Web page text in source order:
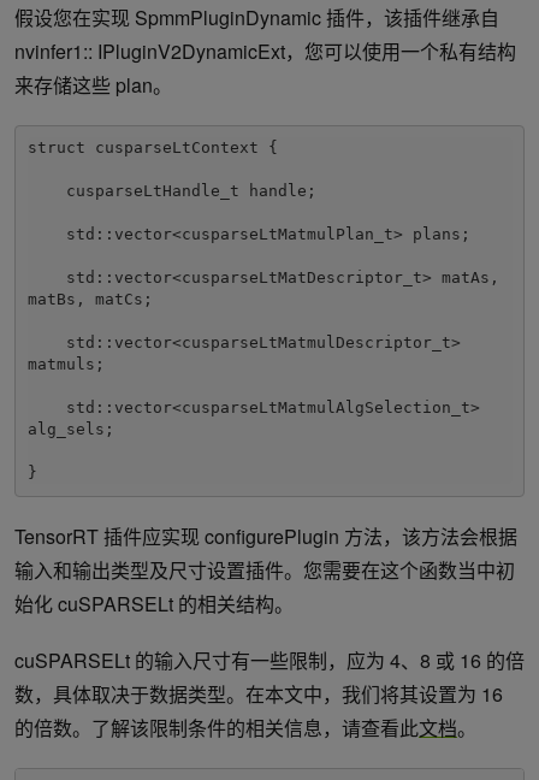
假设您在实现 SpmmPluginDynamic 插件，该插件继承自
nvinfer1:: IPluginV2DynamicExt，您可以使用一个私有结构
来存储这些 plan。
struct cusparseLtContext {
cusparseLtHandle_t handle;
std::vector<cusparseLtMatmulPlan_t> plans;
std::vector<cusparseLtMatDescriptor_t> matAs,
matBs, matCs;
std::vector<cusparseLtMatmulDescriptor_t>
matmuls;
std::vector<cusparseLtMatmulAlgSelection_t>
alg_sels;
}
TensorRT 插件应实现 configurePlugin 方法，该方法会根据
输入和输出类型及尺寸设置插件。您需要在这个函数当中初
始化 cuSPARSELt 的相关结构。
cuSPARSELt 的输入尺寸有一些限制，应为 4、8 或 16 的倍
数，具体取决于数据类型。在本文中，我们将其设置为 16
的倍数。了解该限制条件的相关信息，请查看此文档。